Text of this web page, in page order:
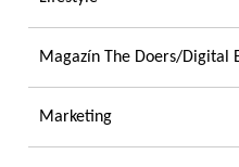
Magazín The Doers/Digital
Marketing